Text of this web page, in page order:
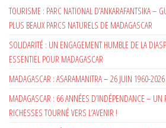
TOURISME : PARC NATIONAL D’ANKARAFANTSIKA –
PLUS BEAUX PARCS NATURELS DE MADAGASCAR
SOLIDARITÉ : UN ENGAGEMENT HUMBLE DE LA
ESSENTIEL POUR MADAGASCAR
MADAGASCAR : ASARAMANITRA – 26 JUIN 1960-2026
MADAGASCAR : 66 ANNÉES D’INDÉPENDANCE – UN
RICHESSES TOURNÉ VERS L’AVENIR !